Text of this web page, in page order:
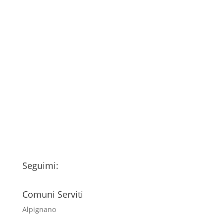
Seguimi:
Comuni Serviti
Alpignano